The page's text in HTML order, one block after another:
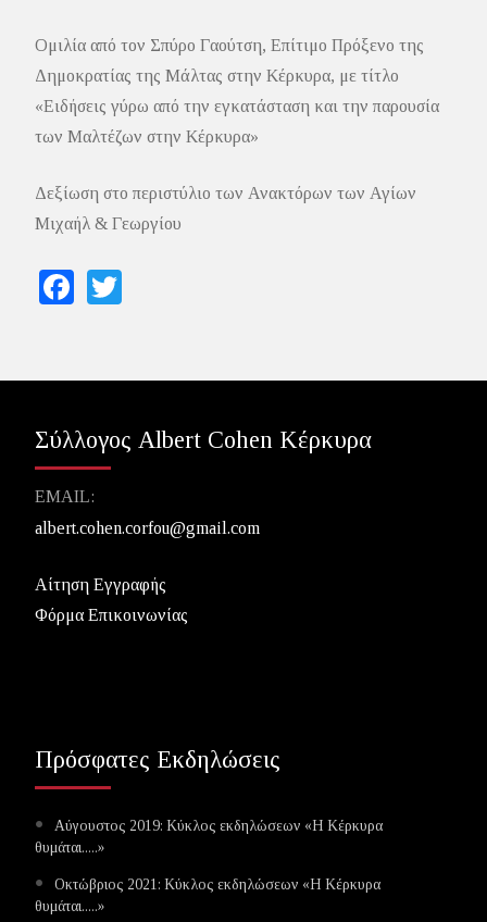
Ομιλία από τον Σπύρο Γαούτση, Επίτιμο Πρόξενο της
Δημοκρατίας της Μάλτας στην Κέρκυρα, με τίτλο
«Ειδήσεις γύρω από την εγκατάσταση και την παρουσία
των Μαλτέζων στην Κέρκυρα»
Δεξίωση στο περιστύλιο των Ανακτόρων των Αγίων
Μιχαήλ & Γεωργίου
Facebook
Σύλλογος Albert Cohen Κέρκυρα
EMAIL:
albert.cohen.corfou@gmail.com
Αίτηση Εγγραφής
Φόρμα Επικοινωνίας
Πρόσφατες Εκδηλώσεις
Αύγουστος 2019: Κύκλος εκδηλώσεων «Η Κέρκυρα
θυμάται.....»
Οκτώβριος 2021: Κύκλος εκδηλώσεων «Η Κέρκυρα
θυμάται.....»